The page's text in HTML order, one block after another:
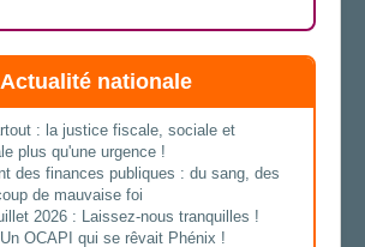
Actualité nationale
: la justice fiscale, sociale et
plus qu'une urgence !
des finances publiques : du sang, des
de mauvaise foi
2026 : Laissez-nous tranquilles !
OCAPI qui se rêvait Phénix !